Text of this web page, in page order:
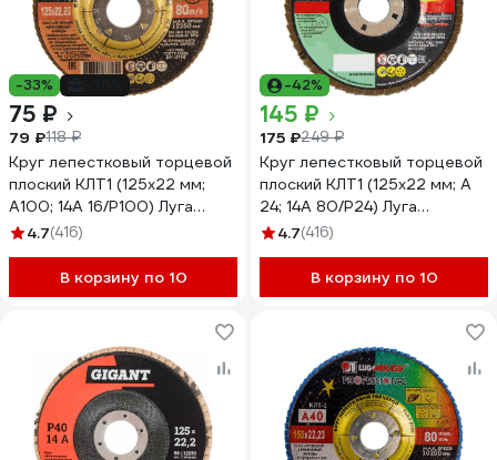
-33%
75 ₽
79 ₽118 ₽
Круг лепестковый торцевой
плоский КЛТ1 (125х22 мм;
А100; 14А 16/Р100) Луга
4603347337950
4.7(416)
В корзину по 10
-42%
145 ₽
175 ₽249 ₽
Круг лепестковый торцевой
плоский КЛТ1 (125х22 мм; А
24; 14А 80/Р24) Луга
4603347338018
4.7(416)
В корзину по 10